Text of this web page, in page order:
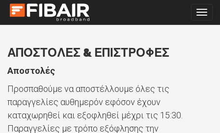
ΑΠΟΣΤΟΛΕΣ & ΕΠΙΣΤΡΟΦΕΣ
Αποστολές
Προσπαθούμε να αποστέλλουμε όλες τις
παραγγελίες αυθημερόν εφόσον έχουν
καταχωρηθεί και εξοφληθεί μέχρι τις 15:30.
Παραγγελίες με τρόπο εξόφλησης την